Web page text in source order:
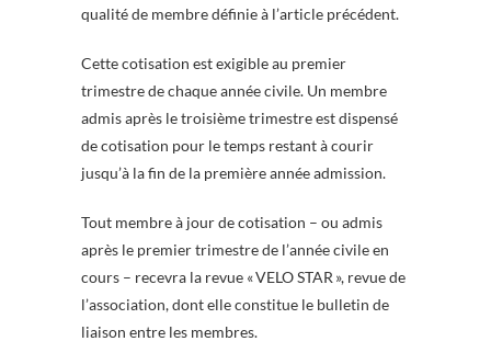
qualité de membre définie à l’article précédent.
Cette cotisation est exigible au premier
trimestre de chaque année civile. Un membre
admis après le troisième trimestre est dispensé
de cotisation pour le temps restant à courir
jusqu’à la fin de la première année admission.
Tout membre à jour de cotisation – ou admis
après le premier trimestre de l’année civile en
cours – recevra la revue « VELO STAR », revue de
l’association, dont elle constitue le bulletin de
liaison entre les membres.